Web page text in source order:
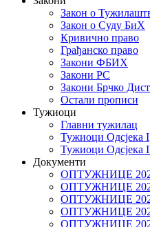
Закон о
Закон о Суду БиХ
Кривично право
Грађанско право
Закони ФБИХ
Закони РС
Закони Брчко
Остали прописи
Тужиоци
Главни тужилац
Тужиоци Oдсјекa I
Тужиоци Oдсјекa
Документи
ОПТУЖНИЦЕ
ОПТУЖНИЦЕ
ОПТУЖНИЦЕ
ОПТУЖНИЦЕ
ОПТУЖНИЦЕ